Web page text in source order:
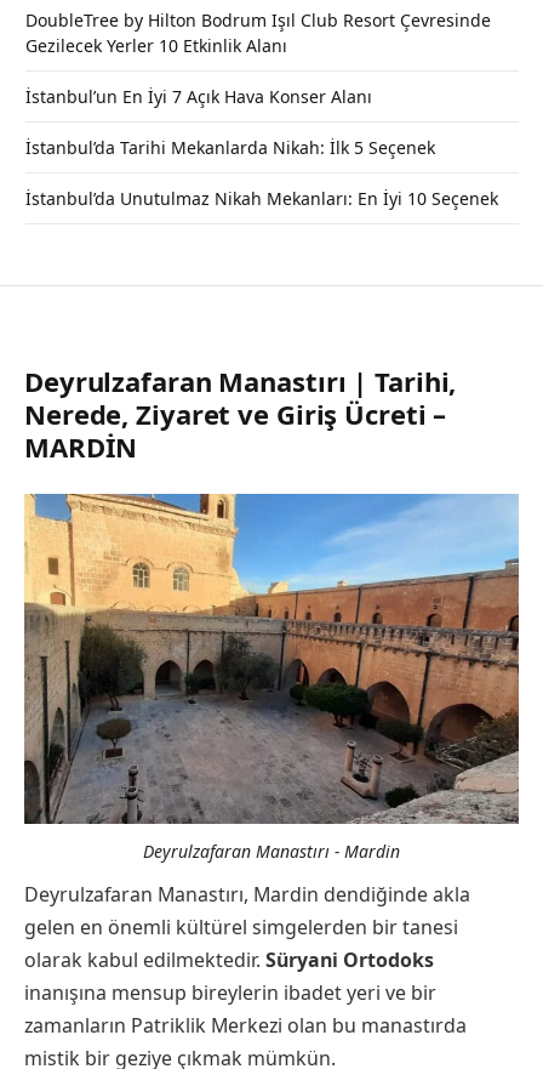
DoubleTree by Hilton Bodrum Işıl Club Resort Çevresinde
Gezilecek Yerler 10 Etkinlik Alanı
İstanbul’un En İyi 7 Açık Hava Konser Alanı
İstanbul’da Tarihi Mekanlarda Nikah: İlk 5 Seçenek
İstanbul’da Unutulmaz Nikah Mekanları: En İyi 10 Seçenek
Deyrulzafaran Manastırı | Tarihi,
Nerede, Ziyaret ve Giriş Ücreti –
MARDİN
Deyrulzafaran Manastırı - Mardin
Deyrulzafaran Manastırı, Mardin dendiğinde akla
gelen en önemli kültürel simgelerden bir tanesi
olarak kabul edilmektedir. Süryani Ortodoks
inanışına mensup bireylerin ibadet yeri ve bir
zamanların Patriklik Merkezi olan bu manastırda
mistik bir geziye çıkmak mümkün.